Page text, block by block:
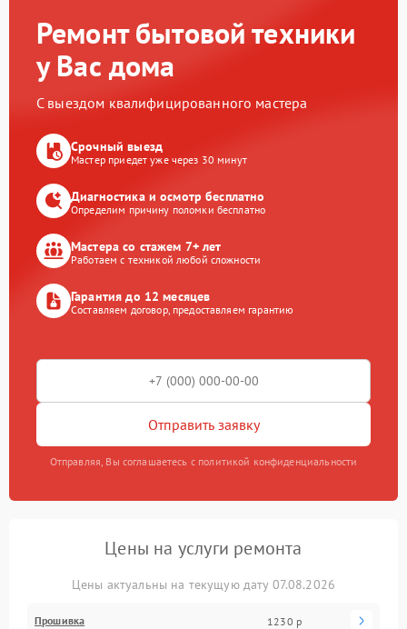
Ремонт бытовой техники
у Вас дома
С выездом квалифицированного мастера
Срочный выезд
Мастер приедет уже через 30 минут
Диагностика и осмотр бесплатно
Определим причину поломки бесплатно
Мастера со стажем 7+ лет
Работаем с техникой любой сложности
Гарантия до 12 месяцев
Составляем договор, предоставляем гарантию
Отправить заявку
Отправляя, Вы соглашаетесь с политикой конфиденциальности
Цены на услуги ремонта
Цены актуальны на текущую дату 07.08.2026
Прошивка 1230 р